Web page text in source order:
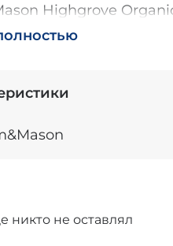
Highgrove
настой из
яркие оттенки
и тепла. Такой
сочетанием
мягко и
садами частной
никто не оставлял